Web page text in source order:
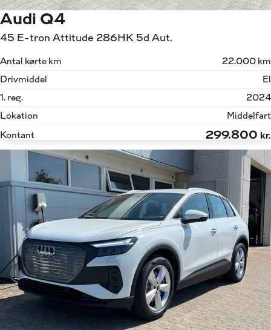
Audi Q4
45 E-tron Attitude 286HK 5d Aut.
Antal kørte km
22.000 km
Drivmiddel
El
1. reg.
2024
Lokation
Middelfart
Kontant
299.800 kr.